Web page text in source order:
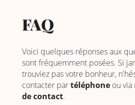
FAQ
Voici quelques réponses aux
sont fréquemment posées. Si
trouviez pas votre bonheur,
contacter partéléphoneou via
de contact.